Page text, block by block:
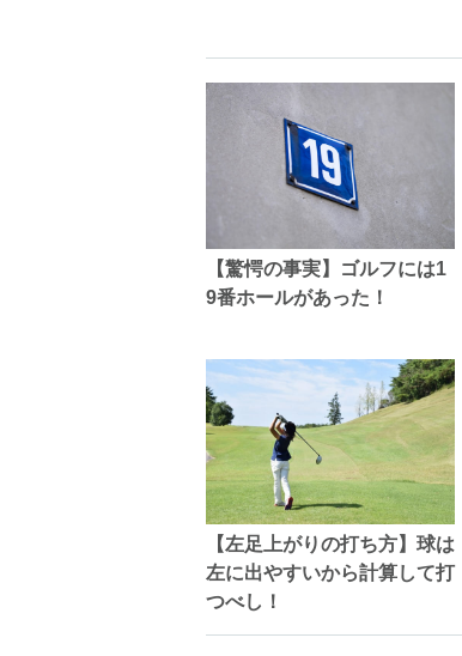
【驚愕の事実】ゴルフには1
9番ホールがあった！
【左足上がりの打ち方】球は
左に出やすいから計算して打
つべし！